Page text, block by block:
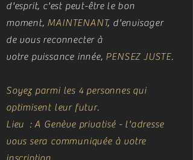
d'esprit, c'est peut-être le bon
moment, MAINTENANT, d'envisager
de vous reconnecter à
votre puissance innée, PENSEZ JUSTE.
Soyez parmi les 4 personnes qui
optimisent leur futur.
Lieu : A Genève privatisé - l'adresse
vous sera communiquée à votre